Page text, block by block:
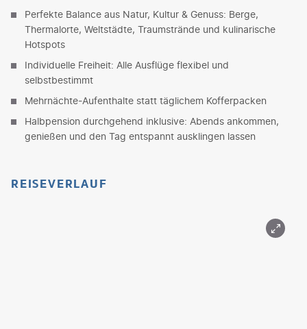
Perfekte Balance aus Natur, Kultur & Genuss: Berge,
Thermalorte, Weltstädte, Traumstrände und kulinarische
Hotspots
Individuelle Freiheit: Alle Ausflüge flexibel und
selbstbestimmt
Mehrnächte-Aufenthalte statt täglichem Kofferpacken
Halbpension durchgehend inklusive: Abends ankommen,
genießen und den Tag entspannt ausklingen lassen
REISEVERLAUF